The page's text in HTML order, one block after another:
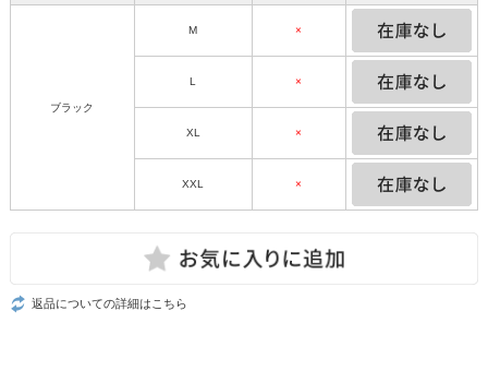
ブラック
M ×
L ×
XL ×
XXL ×
返品についての詳細はこちら